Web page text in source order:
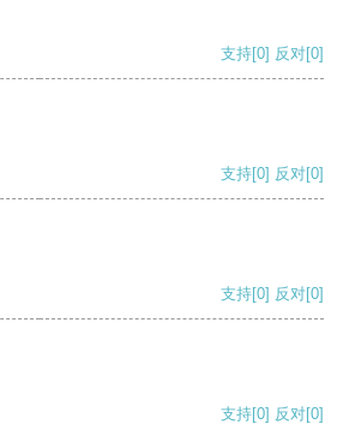
支持[0] 反对[0]
支持[0] 反对[0]
支持[0] 反对[0]
支持[0] 反对[0]